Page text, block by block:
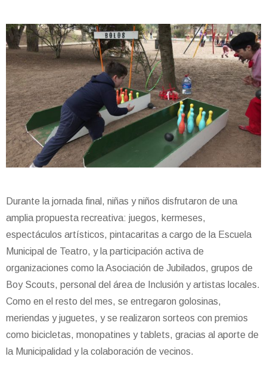
Durante la jornada final, niñas y niños disfrutaron de una
amplia propuesta recreativa: juegos, kermeses,
espectáculos artísticos, pintacaritas a cargo de la Escuela
Municipal de Teatro, y la participación activa de
organizaciones como la Asociación de Jubilados, grupos de
Boy Scouts, personal del área de Inclusión y artistas locales.
Como en el resto del mes, se entregaron golosinas,
meriendas y juguetes, y se realizaron sorteos con premios
como bicicletas, monopatines y tablets, gracias al aporte de
la Municipalidad y la colaboración de vecinos.